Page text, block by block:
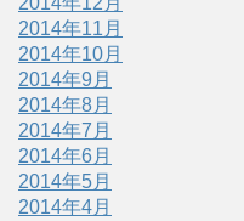
2014年11月
2014年10月
2014年9月
2014年8月
2014年7月
2014年6月
2014年5月
2014年4月